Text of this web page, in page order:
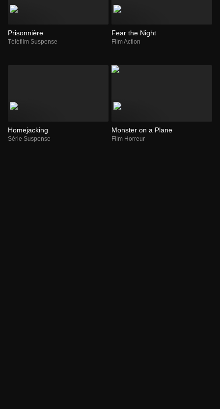
Prisonnière
Téléfilm Suspense
Fear the Night
Film Action
Homejacking
Série Suspense
Monster on a Plane
Film Horreur